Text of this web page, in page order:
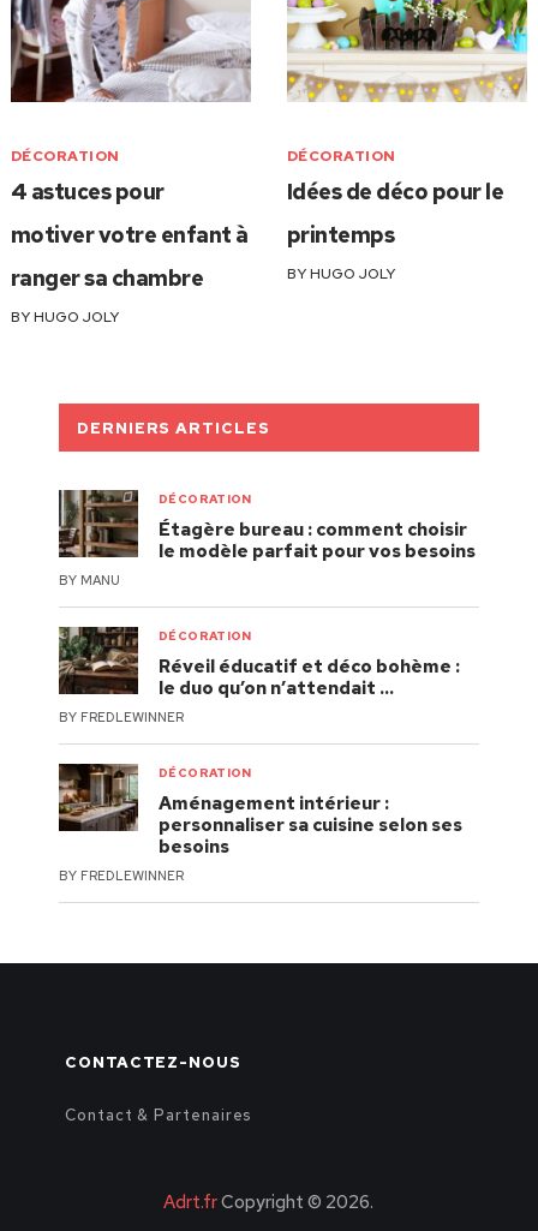
DÉCORATION
4 astuces pour
motiver votre enfant à
ranger sa chambre
BYHUGO JOLY
DÉCORATION
Idées de déco pour le
printemps
BYHUGO JOLY
DERNIERS ARTICLES
DÉCORATION
Étagère bureau : comment choisir
le modèle parfait pour vos besoins
BY MANU
DÉCORATION
Réveil éducatif et déco bohème :
le duo qu’on n’attendait …
BY FREDLEWINNER
DÉCORATION
Aménagement intérieur :
personnaliser sa cuisine selon ses
besoins
BY FREDLEWINNER
CONTACTEZ-NOUS
Contact & Partenaires
Adrt.frCopyright © 2026.